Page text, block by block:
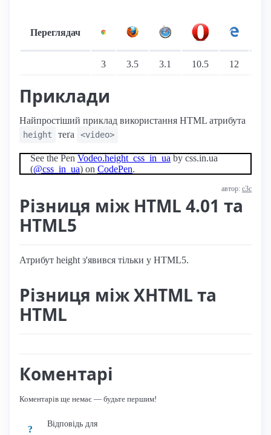
Переглядач
3 3.5 3.1 10.5 12
Приклади
Найпростіший приклад використання HTML атрибута
height теґа <video>
See the Pen Vodeo.height_css_in_ua by css.in.ua
(@css_in_ua) on CodePen.
автор: с3с
Різниця між HTML 4.01 та
HTML5
Атрибут height з'явився тільки у HTML5.
Різниця між XHTML та
HTML
Коментарі
Коментарів ще немає — будьте першим!
?
Відповідь для